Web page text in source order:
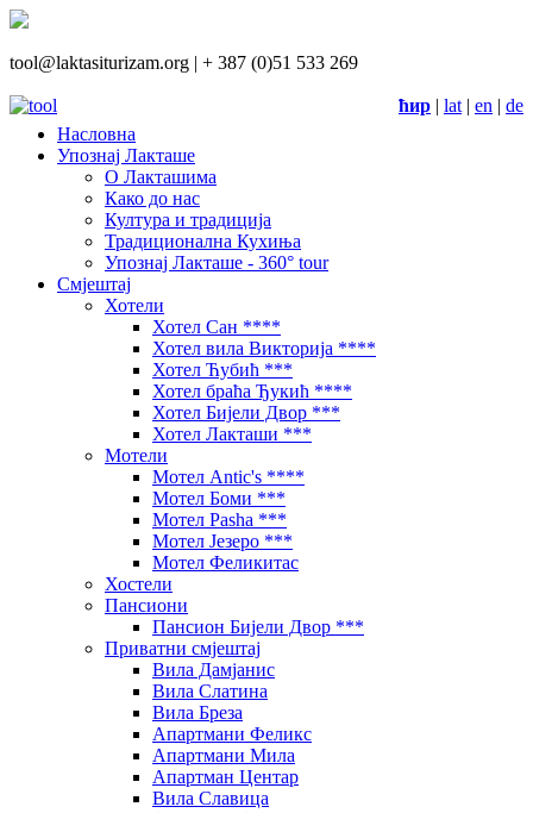
tool@laktasiturizam.org | + 387 (0)51 533 269
ћир | lat | en | de
Насловна
Упознај Лакташе
О Лакташима
Како до нас
Култура и традиција
Традиционална Кухиња
Упознај Лакташе - 360° tour
Смјештај
Хотели
Хотел Сан ****
Хотел вила Викторија ****
Хотел Ћубић ***
Хотел браћа Ђукић ****
Хотел Бијели Двор ***
Хотел Лакташи ***
Мотели
Мотел Antic's ****
Мотел Боми ***
Мотел Pasha ***
Мотел Језеро ***
Мотел Феликитас
Хостели
Пансиони
Пансион Бијели Двор ***
Приватни смјештај
Вила Дамјанис
Вила Слатина
Вила Бреза
Апартмани Феликс
Апартмани Мила
Апартман Центар
Вила Славица